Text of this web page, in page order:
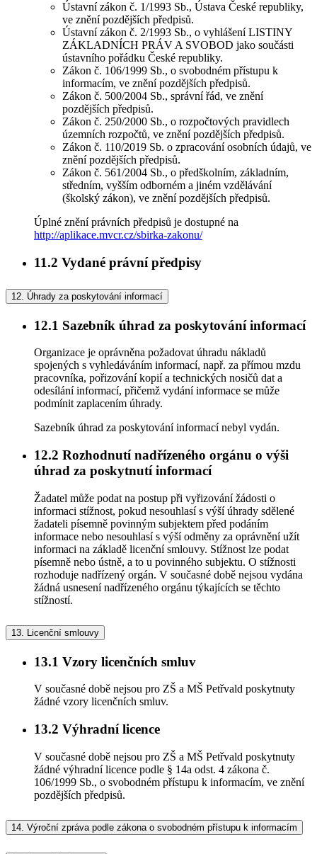
Ústavní zákon č. 1/1993 Sb., Ústava České republiky,
ve znění pozdějších předpisů.
Ústavní zákon č. 2/1993 Sb., o vyhlášení LISTINY
ZÁKLADNÍCH PRÁV A SVOBOD jako součásti
ústavního pořádku České republiky.
Zákon č. 106/1999 Sb., o svobodném přístupu k
informacím, ve znění pozdějších předpisů.
Zákon č. 500/2004 Sb., správní řád, ve znění
pozdějších předpisů.
Zákon č. 250/2000 Sb., o rozpočtových pravidlech
územních rozpočtů, ve znění pozdějších předpisů.
Zákon č. 110/2019 Sb. o zpracování osobních údajů, ve
znění pozdějších předpisů.
Zákon č. 561/2004 Sb., o předškolním, základním,
středním, vyšším odborném a jiném vzdělávání
(školský zákon), ve znění pozdějších předpisů.
Úplné znění právních předpisů je dostupné na
http://aplikace.mvcr.cz/sbirka-zakonu/
11.2 Vydané právní předpisy
12. Úhrady za poskytování informací
12.1 Sazebník úhrad za poskytování informací
Organizace je oprávněna požadovat úhradu nákladů
spojených s vyhledáváním informací, např. za přímou mzdu
pracovníka, pořizování kopií a technických nosičů dat a
odesílání informací, přičemž vydání informace se může
podmínit zaplacením úhrady.
Sazebník úhrad za poskytování informací nebyl vydán.
12.2 Rozhodnutí nadřízeného orgánu o výši
úhrad za poskytnutí informací
Žadatel může podat na postup při vyřizování žádosti o
informaci stížnost, pokud nesouhlasí s výší úhrady sdělené
žadateli písemně povinným subjektem před podáním
informace nebo nesouhlasí s výší odměny za oprávnění užít
informaci na základě licenční smlouvy. Stížnost lze podat
písemně nebo ústně, a to u povinného subjektu. O stížnosti
rozhoduje nadřízený orgán. V současné době nejsou vydána
žádná usnesení nadřízeného orgánu týkajících se těchto
stížností.
13. Licenční smlouvy
13.1 Vzory licenčních smluv
V současné době nejsou pro ZŠ a MŠ Petřvald poskytnuty
žádné vzory licenčních smluv.
13.2 Výhradní licence
V současné době nejsou pro ZŠ a MŠ Petřvald poskytnuty
žádné výhradní licence podle § 14a odst. 4 zákona č.
106/1999 Sb., o svobodném přístupu k informacím, ve znění
pozdějších předpisů.
14. Výroční zpráva podle zákona o svobodném přístupu k informacím